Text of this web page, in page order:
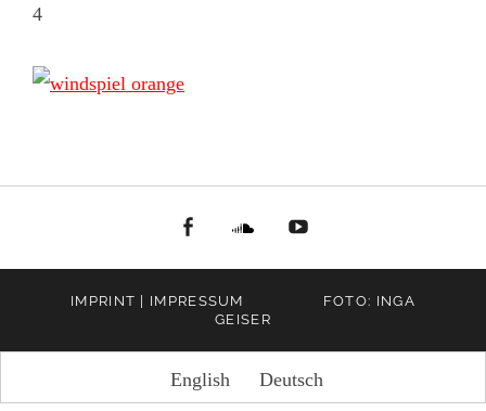
4
facebookSoundcloud
IMPRINT | IMPRESSUM
FOTO: INGA
GEISER
English Deutsch